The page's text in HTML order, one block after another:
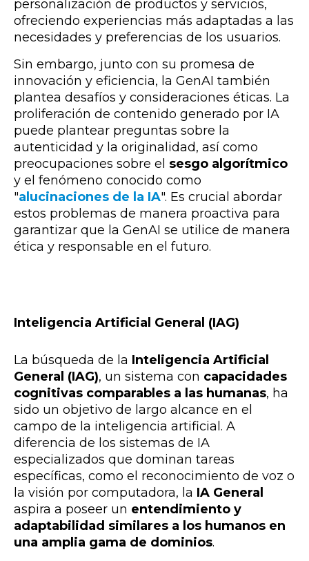
personalización de productos y servicios,
ofreciendo experiencias más adaptadas a las
necesidades y preferencias de los usuarios.
Sin embargo, junto con su promesa de
innovación y eficiencia, la GenAI también
plantea desafíos y consideraciones éticas. La
proliferación de contenido generado por IA
puede plantear preguntas sobre la
autenticidad y la originalidad, así como
preocupaciones sobre el sesgo algorítmico
y el fenómeno conocido como
"alucinaciones de la IA". Es crucial abordar
estos problemas de manera proactiva para
garantizar que la GenAI se utilice de manera
ética y responsable en el futuro.
Inteligencia Artificial General (IAG)
La búsqueda de la Inteligencia Artificial
General (IAG), un sistema con capacidades
cognitivas comparables a las humanas, ha
sido un objetivo de largo alcance en el
campo de la inteligencia artificial. A
diferencia de los sistemas de IA
especializados que dominan tareas
específicas, como el reconocimiento de voz o
la visión por computadora, la IA General
aspira a poseer un entendimiento y
adaptabilidad similares a los humanos en
una amplia gama de dominios.